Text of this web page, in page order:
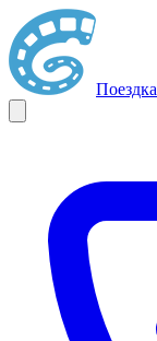
Поездка